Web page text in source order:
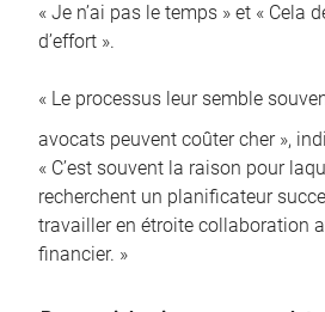
« Je n’ai pas le temps » et « Cela
d’effort ».
« Le processus leur semble
avocats peuvent coûter cher »,
« C’est souvent la raison pour
recherchent un planificateur
travailler en étroite collaboration
financier. »